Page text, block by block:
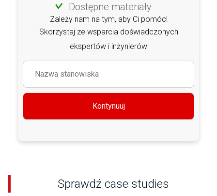
Dostępne materiały
Zależy nam na tym, aby Ci pomóc!
Skorzystaj ze wsparcia doświadczonych
ekspertów i inżynierów
Kontynuuj
Sprawdź case studies